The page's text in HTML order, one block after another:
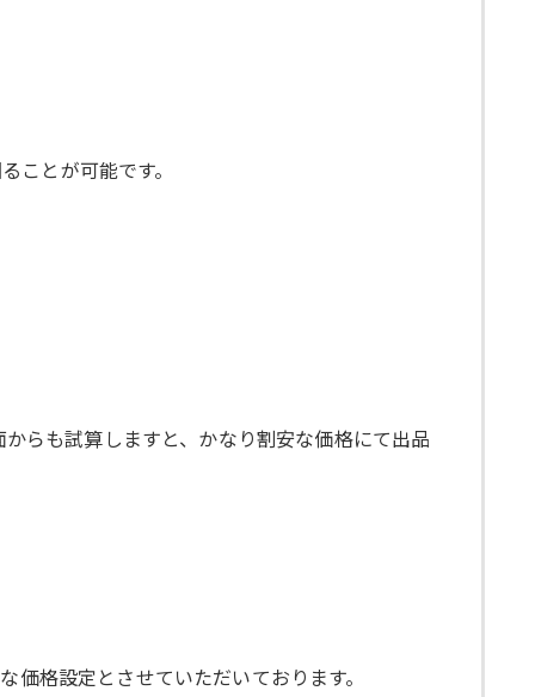
ことが可能です。
らも試算しますと、かなり割安な価格にて出品
格設定とさせていただいております。